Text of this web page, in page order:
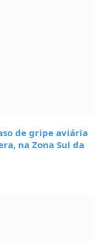
de gripe aviária
na Zona Sul da